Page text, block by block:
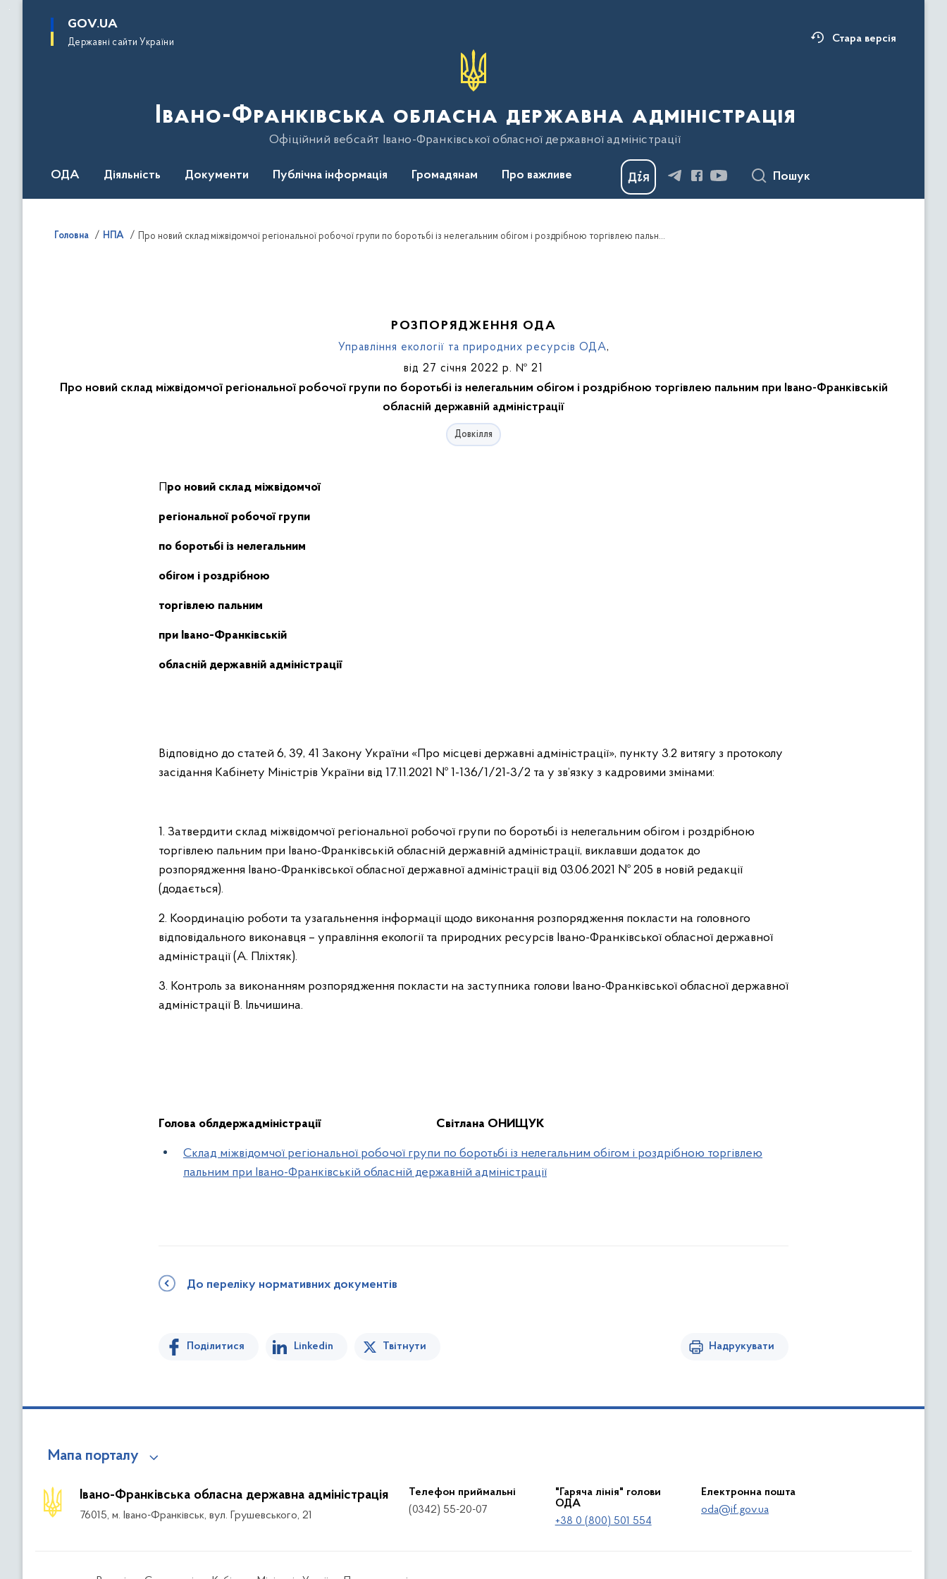
основного
GOV.UA
Державні сайти України Стара версія
Івано-Франківська обласна державна адміністрація
Офіційний вебсайт Івано-Франківської обласної державної адміністрації
ОДА Діяльність Документи Публічна інформація Громадянам Про важливе Пошук
Головна НПА Про новий склад міжвідомчої регіональної робочої групи по боротьбі із нелегальним обігом і роздрібною торгівлею пальним при Івано-Франківській обласній державній адміністрації
РОЗПОРЯДЖЕННЯ ОДА
Управління екології та природних ресурсів ОДА,
від 27 січня 2022 р. № 21
Про новий склад міжвідомчої регіональної робочої групи по боротьбі із нелегальним обігом і роздрібною торгівлею пальним при Івано-Франківській
обласній державній адміністрації
Довкілля
Про новий склад міжвідомчої
регіональної робочої групи
по боротьбі із нелегальним
обігом і роздрібною
торгівлею пальним
при Івано-Франківській
обласній державній адміністрації
Відповідно до статей 6, 39, 41 Закону України «Про місцеві державні адміністрації», пункту 3.2 витягу з протоколу
засідання Кабінету Міністрів України від 17.11.2021 № 1-136/1/21-3/2 та у зв’язку з кадровими змінами:
1. Затвердити склад міжвідомчої регіональної робочої групи по боротьбі із нелегальним обігом і роздрібною
торгівлею пальним при Івано-Франківській обласній державній адміністрації, виклавши додаток до
розпорядження Івано-Франківської обласної державної адміністрації від 03.06.2021 № 205 в новій редакції
(додається).
2. Координацію роботи та узагальнення інформації щодо виконання розпорядження покласти на головного
відповідального виконавця – управління екології та природних ресурсів Івано-Франківської обласної державної
адміністрації (А. Пліхтяк).
3. Контроль за виконанням розпорядження покласти на заступника голови Івано-Франківської обласної державної
адміністрації В. Ільчишина.
Голова облдержадміністрації Світлана ОНИЩУК
Склад міжвідомчої регіональної робочої групи по боротьбі із нелегальним обігом і роздрібною торгівлею
пальним при Івано-Франківській обласній державній адміністрації
До переліку нормативних документів
Поділитися Linkedin Твітнути Надрукувати
Мапа порталу
Івано-Франківська обласна державна адміністрація
76015, м. Івано-Франківськ, вул. Грушевського, 21
Телефон приймальні
(0342) 55-20-07
"Гаряча лінія" голови
ОДА
+38 0 (800) 501 554
Електронна пошта
oda@if.gov.ua